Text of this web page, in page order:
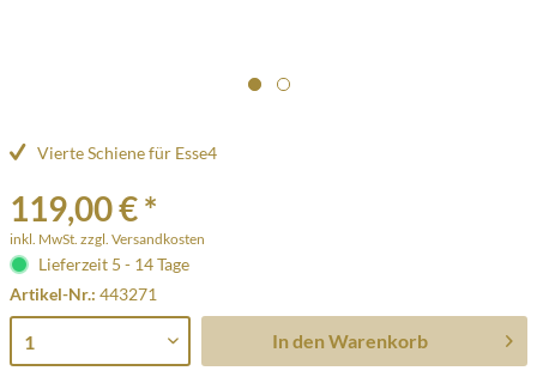
Vierte Schiene für Esse4
119,00 € *
inkl. MwSt. zzgl. Versandkosten
Lieferzeit 5 - 14 Tage
Artikel-Nr.: 443271
In den Warenkorb